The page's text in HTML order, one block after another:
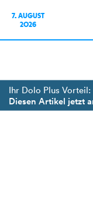
7. AUGUST
2026
Ihr Dolo Plus Vorteil:
Diesen Artikel jetzt